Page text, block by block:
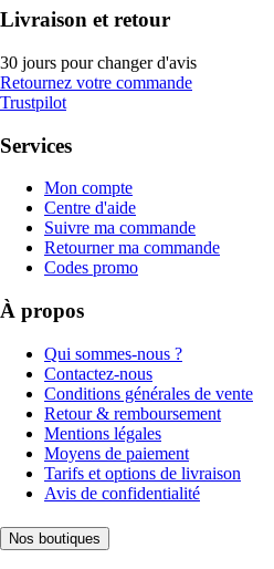
Livraison et retour
30 jours pour changer d'avis
Retournez votre commande
Trustpilot
Services
Mon compte
Centre d'aide
Suivre ma commande
Retourner ma commande
Codes promo
À propos
Qui sommes-nous ?
Contactez-nous
Conditions générales de vente
Retour & remboursement
Mentions légales
Moyens de paiement
Tarifs et options de livraison
Avis de confidentialité
Nos boutiques